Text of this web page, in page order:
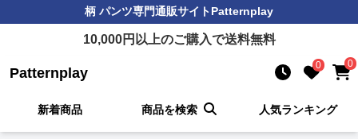
柄 パンツ専門通販サイトPatternplay
10,000円以上のご購入で送料無料
Patternplay 0 0
新着商品 商品を検索 人気ランキング